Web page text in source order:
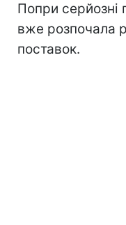
Попри
вже розпочала
поставок.